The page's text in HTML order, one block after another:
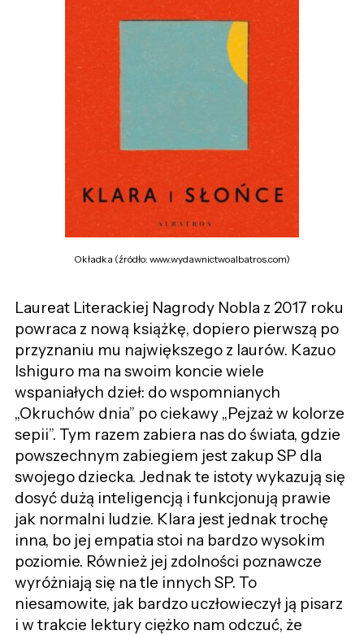
Okładka (źródło: www.wydawnictwoalbatros.com)
Laureat Literackiej Nagrody Nobla z 2017 roku
powraca z nową książkę, dopiero pierwszą po
przyznaniu mu największego z laurów. Kazuo
Ishiguro ma na swoim koncie wiele
wspaniałych dzieł: do wspomnianych
„Okruchów dnia” po ciekawy „Pejzaż w kolorze
sepii”. Tym razem zabiera nas do świata, gdzie
powszechnym zabiegiem jest zakup SP dla
swojego dziecka. Jednak te istoty wykazują się
dosyć dużą inteligencją i funkcjonują prawie
jak normalni ludzie. Klara jest jednak trochę
inna, bo jej empatia stoi na bardzo wysokim
poziomie. Również jej zdolności poznawcze
wyróżniają się na tle innych SP. To
niesamowite, jak bardzo uczłowieczył ją pisarz
i w trakcie lektury ciężko nam odczuć, że